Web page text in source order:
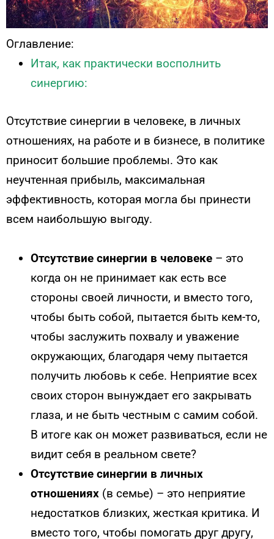
Оглавление:
Итак, как практически восполнить
синергию:
Отсутствие синергии в человеке, в личных
отношениях, на работе и в бизнесе, в политике
приносит большие проблемы. Это как
неучтенная прибыль, максимальная
эффективность, которая могла бы принести
всем наибольшую выгоду.
Отсутствие синергии в человеке – это
когда он не принимает как есть все
стороны своей личности, и вместо того,
чтобы быть собой, пытается быть кем-то,
чтобы заслужить похвалу и уважение
окружающих, благодаря чему пытается
получить любовь к себе. Неприятие всех
своих сторон вынуждает его закрывать
глаза, и не быть честным с самим собой.
В итоге как он может развиваться, если не
видит себя в реальном свете?
Отсутствие синергии в личных
отношениях (в семье) – это неприятие
недостатков близких, жесткая критика. И
вместо того, чтобы помогать друг другу,